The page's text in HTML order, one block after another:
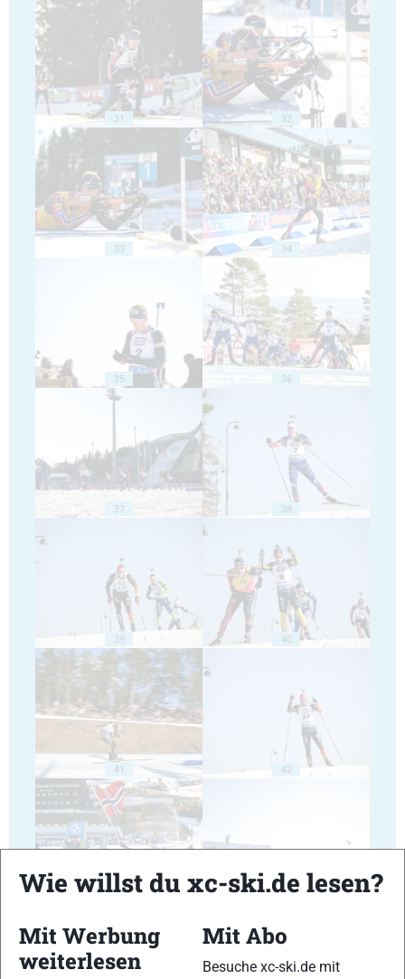
31 32
33 34
35 36
37 38
39 40
41 42
Wie willst du xc-ski.de lesen?
Mit Werbung
weiterlesen
Mit Abo
Besuche xc-ski.de mit